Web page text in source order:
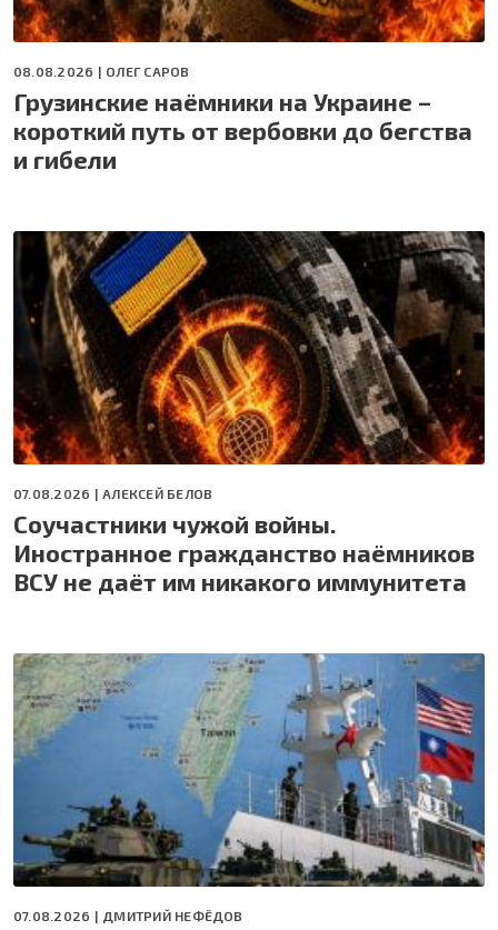
08.08.2026 | ОЛЕГ САРОВ
Грузинские наёмники на Украине –
короткий путь от вербовки до бегства
и гибели
07.08.2026 |АЛЕКСЕЙ БЕЛОВ
Соучастники чужой войны.
Иностранное гражданство наёмников
ВСУ не даёт им никакого иммунитета
07.08.2026 | ДМИТРИЙ НЕФЁДОВ